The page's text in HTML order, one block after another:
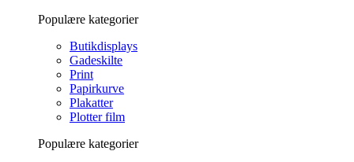
Populære kategorier
Butikdisplays
Gadeskilte
Print
Papirkurve
Plakatter
Plotter film
Populære kategorier